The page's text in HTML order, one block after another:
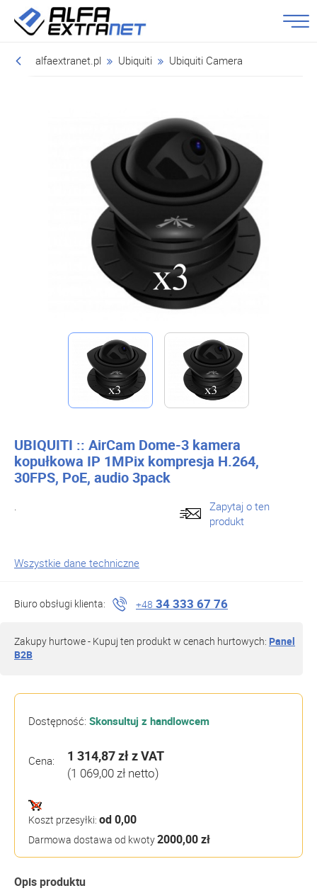
alfaextranet.pl Ubiquiti Ubiquiti Camera
UBIQUITI :: AirCam Dome-3 kamera
kopułkowa IP 1MPix kompresja H.264,
30FPS, PoE, audio 3pack
.
Zapytaj o ten
produkt
Wszystkie dane techniczne
Biuro obsługi klienta: +48 34 333 67 76
Zakupy hurtowe - Kupuj ten produkt w cenach hurtowych: Panel
B2B
Dostępność: Skonsultuj z handlowcem
Cena: 1 314,87 złz VAT
(1 069,00 zł netto)
Koszt przesyłki: od 0,00
Darmowa dostawa od kwoty2000,00 zł
Opis produktu